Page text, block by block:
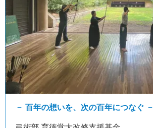
－ 百年の想いを、次の百年につなぐ －